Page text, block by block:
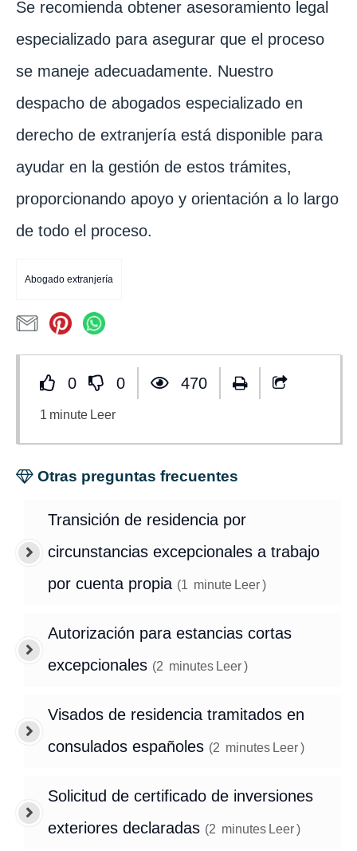
Se recomienda obtener asesoramiento legal
especializado para asegurar que el proceso
se maneje adecuadamente. Nuestro
despacho de abogados especializado en
derecho de extranjería está disponible para
ayudar en la gestión de estos trámites,
proporcionando apoyo y orientación a lo largo
de todo el proceso.
Abogado extranjería
0 0 470
1 minute Leer
Otras preguntas frecuentes
Transición de residencia por
circunstancias excepcionales a trabajo
por cuenta propia (1 minute Leer)
Autorización para estancias cortas
excepcionales (2 minutes Leer)
Visados de residencia tramitados en
consulados españoles (2 minutes Leer)
Solicitud de certificado de inversiones
exteriores declaradas (2 minutes Leer)